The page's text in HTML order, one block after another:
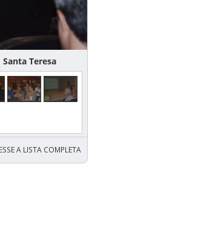
Teresa
A LISTA COMPLETA